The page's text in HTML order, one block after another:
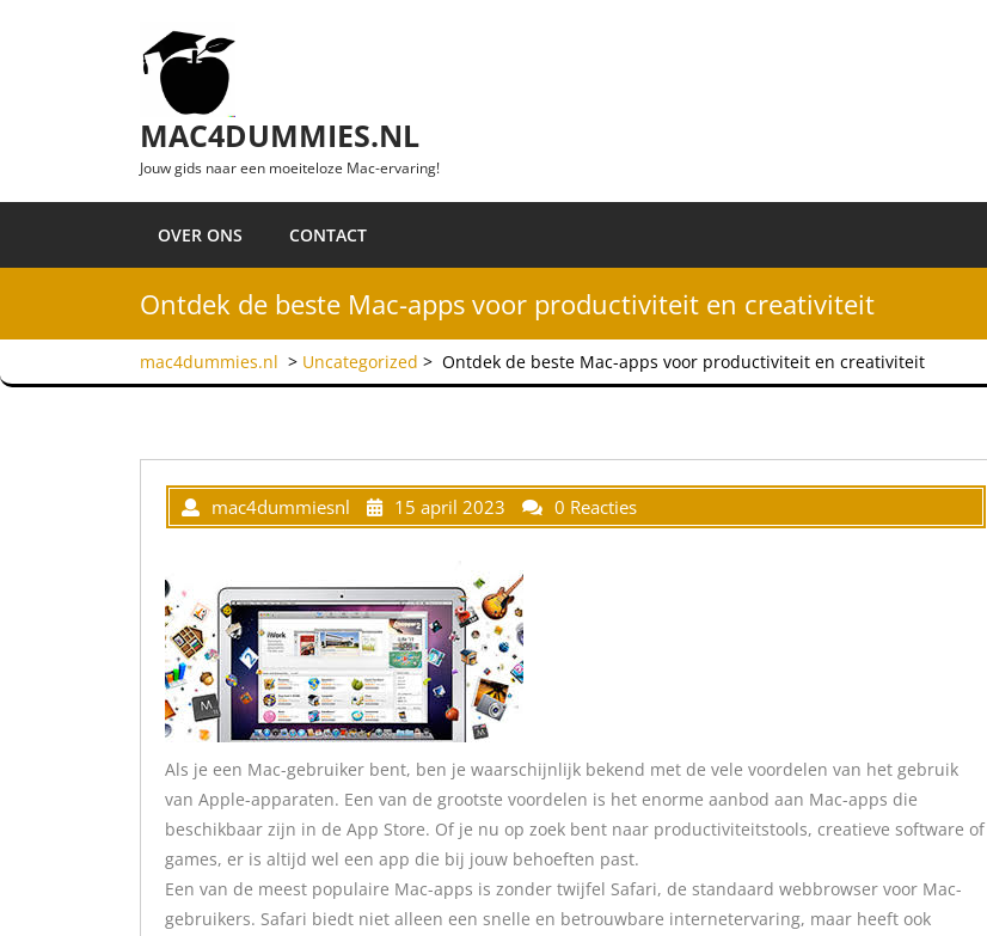
MAC4DUMMIES.NL
Jouw gids naar een moeiteloze Mac-ervaring!
OVER ONS CONTACT
Ontdek de beste Mac-apps voor productiviteit en creativiteit
mac4dummies.nl > Uncategorized > Ontdek de beste Mac-apps voor productiviteit en creativiteit
mac4dummiesnl 15 april 2023 0 Reacties
Als je een Mac-gebruiker bent, ben je waarschijnlijk bekend met de vele voordelen van het gebruik
van Apple-apparaten. Een van de grootste voordelen is het enorme aanbod aan Mac-apps die
beschikbaar zijn in de App Store. Of je nu op zoek bent naar productiviteitstools, creatieve software of
games, er is altijd wel een app die bij jouw behoeften past.
Een van de meest populaire Mac-apps is zonder twijfel Safari, de standaard webbrowser voor Mac-
gebruikers. Safari biedt niet alleen een snelle en betrouwbare internetervaring, maar heeft ook